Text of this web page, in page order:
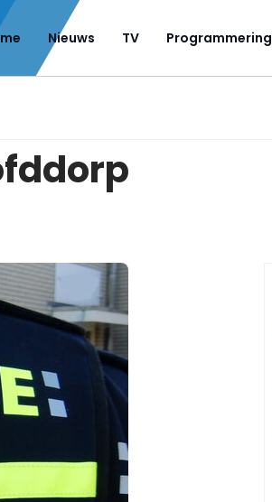
Nieuws TV Programmering